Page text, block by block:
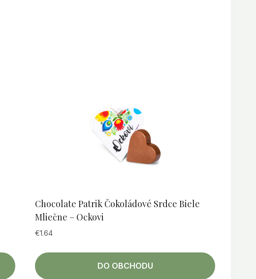
Chocolate Patrik Čokoládové Srdce Biele
Mliečne – Ockovi
€1.64
DO OBCHODU